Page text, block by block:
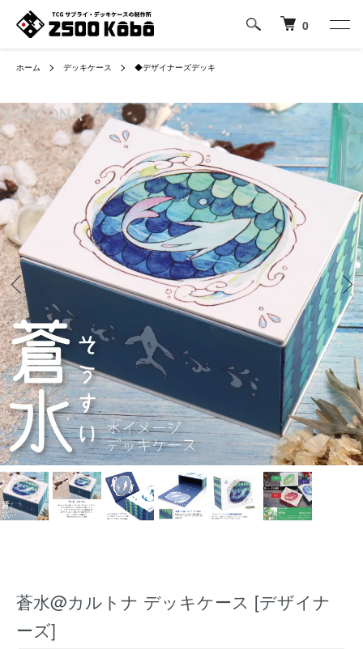
0
ホーム デッキケース ◆デザイナーズデッキ
蒼水@カルトナ デッキケース [デザイナ
ーズ]